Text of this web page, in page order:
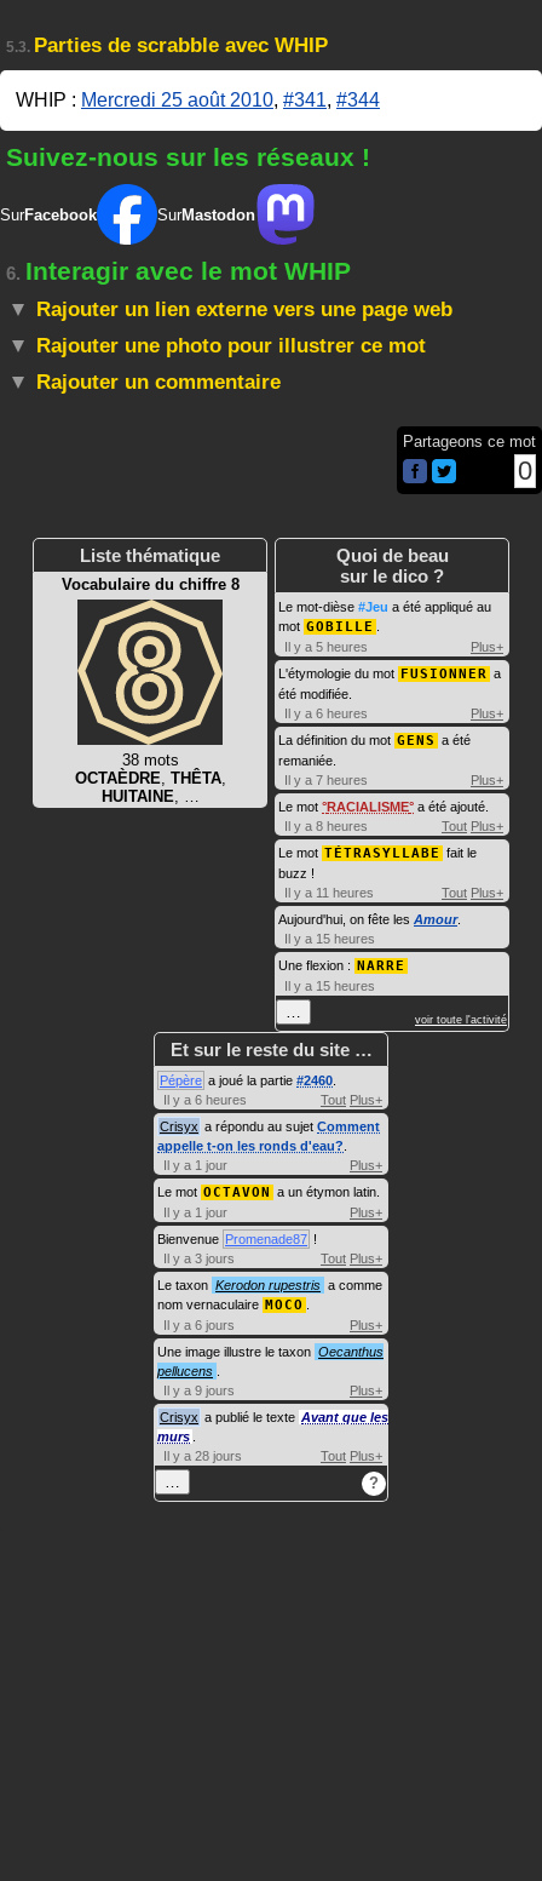
5.3. Parties de scrabble avec WHIP
WHIP : Mercredi 25 août 2010, #341, #344
Suivez-nous sur les réseaux !
SurFacebook SurMastodon
6. Interagir avec le mot WHIP
Rajouter un lien externe vers une page web
Rajouter une photo pour illustrer ce mot
Rajouter un commentaire
Partageons ce mot
0
Liste thématique
Vocabulaire du chiffre 8
38 mots
OCTAÈDRE, THÊTA,
HUITAINE, …
Quoi de beau
sur le dico ?
Le mot-dièse #Jeu a été appliqué au
mot GOBILLE
Il y a 5 heures
Plus+
L'étymologie du mot FUSIONNER a
été modifiée.
Il y a 6 heures
Plus+
La définition du mot GENS a été
remaniée.
Il y a 7 heures
Plus+
Le mot RACIALISME a été ajouté.
Il y a 8 heures
Tout Plus+
Le mot TÉTRASYLLABE fait le
buzz !
Il y a 11 heures
Tout Plus+
Aujourd'hui, on fête les Amour.
Il y a 15 heures
Une flexion : NARRE
Il y a 15 heures
… voir toute l'activité
Et sur le reste du site …
Pépère a joué la partie #2460
Il y a 6 heures
Tout Plus+
Crisyx a répondu au sujet Comment
appelle t-on les ronds d'eau?
Il y a 1 jour
Plus+
Le mot OCTAVON a un étymon latin.
Il y a 1 jour
Plus+
Bienvenue Promenade87 !
Il y a 3 jours
Tout Plus+
Le taxon Kerodon rupestris a comme
nom vernaculaire MOCO
Il y a 6 jours
Plus+
Une image illustre le taxon Oecanthus
pellucens
Il y a 9 jours
Plus+
Crisyx a publié le texte Avant que les
murs
Il y a 28 jours
Tout Plus+
… ?